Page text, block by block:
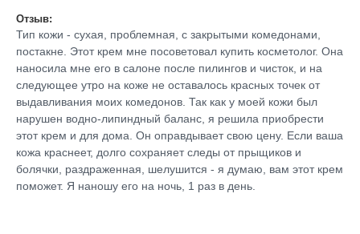
Отзыв:
Тип кожи - сухая, проблемная, с закрытыми комедонами,
постакне. Этот крем мне посоветовал купить косметолог. Она
наносила мне его в салоне после пилингов и чисток, и на
следующее утро на коже не оставалось красных точек от
выдавливания моих комедонов. Так как у моей кожи был
нарушен водно-липиндный баланс, я решила приобрести
этот крем и для дома. Он оправдывает свою цену. Если ваша
кожа краснеет, долго сохраняет следы от прыщиков и
болячки, раздраженная, шелушится - я думаю, вам этот крем
поможет. Я наношу его на ночь, 1 раз в день.